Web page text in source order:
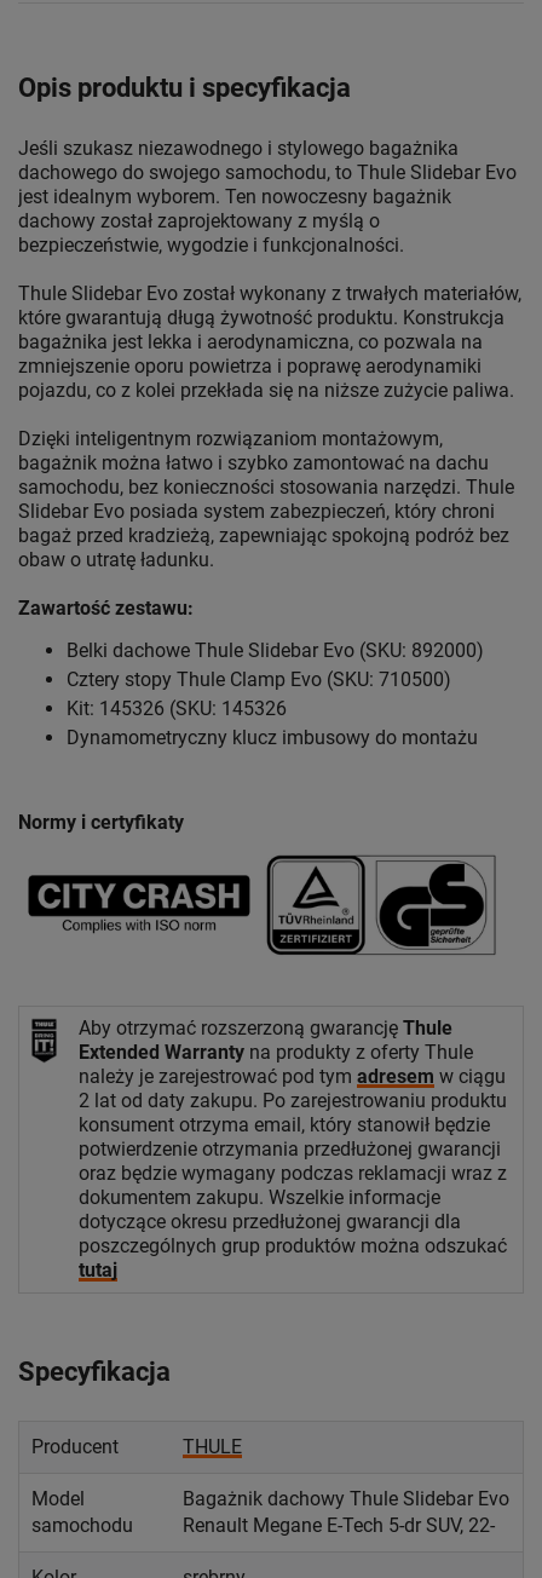
Opis produktu i specyfikacja
Jeśli szukasz niezawodnego i stylowego bagażnika
dachowego do swojego samochodu, to Thule Slidebar Evo
jest idealnym wyborem. Ten nowoczesny bagażnik
dachowy został zaprojektowany z myślą o
bezpieczeństwie, wygodzie i funkcjonalności.
Thule Slidebar Evo został wykonany z trwałych materiałów,
które gwarantują długą żywotność produktu. Konstrukcja
bagażnika jest lekka i aerodynamiczna, co pozwala na
zmniejszenie oporu powietrza i poprawę aerodynamiki
pojazdu, co z kolei przekłada się na niższe zużycie paliwa.
Dzięki inteligentnym rozwiązaniom montażowym,
bagażnik można łatwo i szybko zamontować na dachu
samochodu, bez konieczności stosowania narzędzi. Thule
Slidebar Evo posiada system zabezpieczeń, który chroni
bagaż przed kradzieżą, zapewniając spokojną podróż bez
obaw o utratę ładunku.
Zawartość zestawu:
Belki dachowe Thule Slidebar Evo (SKU: 892000)
Cztery stopy Thule Clamp Evo (SKU: 710500)
Kit: 145326 (SKU: 145326
Dynamometryczny klucz imbusowy do montażu
Normy i certyfikaty
Aby otrzymać rozszerzoną gwarancję Thule
Extended Warranty na produkty z oferty Thule
należy je zarejestrować pod tym adresem w ciągu
2 lat od daty zakupu. Po zarejestrowaniu produktu
konsument otrzyma email, który stanowił będzie
potwierdzenie otrzymania przedłużonej gwarancji
oraz będzie wymagany podczas reklamacji wraz z
dokumentem zakupu. Wszelkie informacje
dotyczące okresu przedłużonej gwarancji dla
poszczególnych grup produktów można odszukać
tutaj
Specyfikacja
Producent THULE
Model
samochodu
Bagażnik dachowy Thule Slidebar Evo
Renault Megane E-Tech 5-dr SUV, 22-